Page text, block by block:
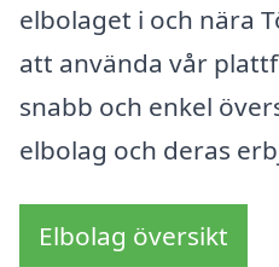
elbolaget i och nära
att använda vår
snabb och enkel
elbolag och deras
Elbolag översikt